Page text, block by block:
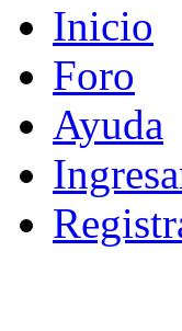
Inicio
Foro
Ayuda